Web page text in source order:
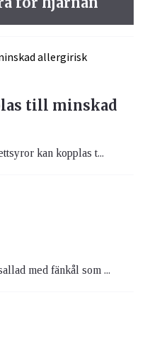
till minskad
kan kopplas t...
med fänkål som ...